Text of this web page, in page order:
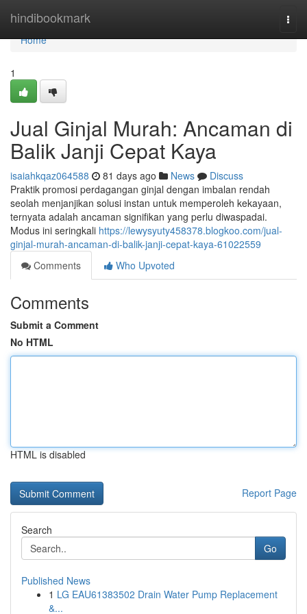
hindibookmark
Home
Home
1
Jual Ginjal Murah: Ancaman di
Balik Janji Cepat Kaya
isaiahkqaz064588 81 days ago News
Discuss
Praktik promosi perdagangan ginjal dengan imbalan rendah
seolah menjanjikan solusi instan untuk memperoleh kekayaan,
ternyata adalah ancaman signifikan yang perlu diwaspadai.
Modus ini seringkali https://lewysyuty458378.blogkoo.com/jual-
ginjal-murah-ancaman-di-balik-janji-cepat-kaya-61022559
Comments
Who Upvoted
Comments
Submit a Comment
No HTML
HTML is disabled
Report Page
Search
Go
Published News
1 LG EAU61383502 Drain Water Pump Replacement
&...